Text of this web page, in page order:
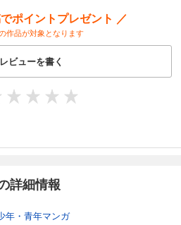
ポイントプレゼント ／
作品が対象となります
レビューを書く
詳細情報
年・青年マンガ